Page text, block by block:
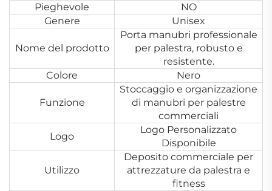
Pieghevole
NO
Genere
Unisex
Nome del prodotto
Porta manubri professionale
per palestra, robusto e
resistente.
Colore
Nero
Funzione
Stoccaggio e organizzazione
di manubri per palestre
commerciali
Logo
Logo Personalizzato
Disponibile
Utilizzo
Deposito commerciale per
attrezzature da palestra e
fitness